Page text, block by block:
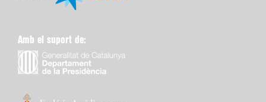
Amb el suport de: